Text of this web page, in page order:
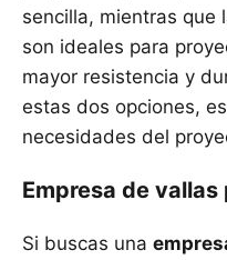
sencilla, mientras que
son ideales para
mayor resistencia y
estas dos opciones,
necesidades del
Empresa de
Si buscas una